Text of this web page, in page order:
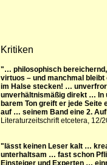
Kritiken
"… philosophisch
virtuos – und manchmal bleibt
im Halse stecken! …
unverhältnismäßig direkt … In
barem Ton greift er jede Seite
auf … seinem Band eine 2.
Literaturzeitschrift etcetera, 12/
" lässt keinen Leser kalt …
unterhaltsam … fast schon
Einsteiger und Experten …